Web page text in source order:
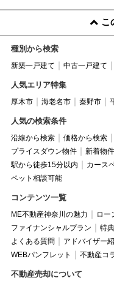
こ
種別から検索
新築一戸建て 中古一戸建て
人気エリア特集
厚木市 海老名市 秦野市
人気の検索条件
沿線から検索 価格から検索
プライスダウン物件
新着物件
駅から徒歩15分以内
カース
ペット相談可能
コンテンツ一覧
ME不動産神奈川の魅力
ロー
ファイナンシャルプラン
特
よくある質問
アドバイザー
WEBパンフレット
不動産コ
不動産売却について